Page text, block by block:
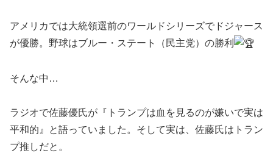
アメリカでは大統領選前のワールドシリーズでドジャース
が優勝。野球はブルー・ステート（民主党）の勝利
そんな中…
ラジオで佐藤優氏が『トランプは血を見るのが嫌いで実は
平和的』と語っていました。そして実は、佐藤氏はトラン
プ推しだと。